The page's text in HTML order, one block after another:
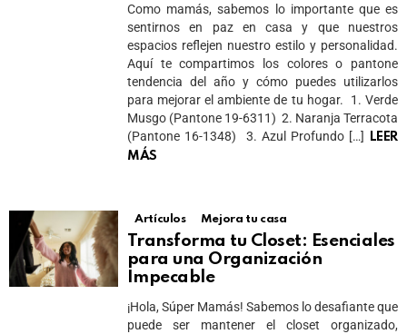
Como mamás, sabemos lo importante que es
sentirnos en paz en casa y que nuestros
espacios reflejen nuestro estilo y personalidad.
Aquí te compartimos los colores o pantone
tendencia del año y cómo puedes utilizarlos
para mejorar el ambiente de tu hogar. 1. Verde
Musgo (Pantone 19-6311) 2. Naranja Terracota
(Pantone 16-1348) 3. Azul Profundo […]
LEER
MÁS
Artículos Mejora tu casa
Transforma tu Closet: Esenciales
para una Organización
Impecable
¡Hola, Súper Mamás! Sabemos lo desafiante que
puede ser mantener el closet organizado,